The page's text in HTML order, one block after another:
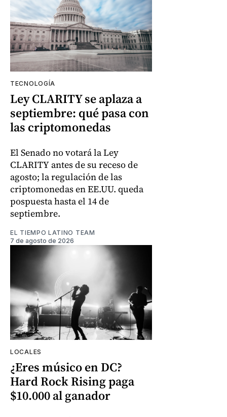
TECNOLOGÍA
Ley CLARITY se aplaza a
septiembre: qué pasa con
las criptomonedas
El Senado no votará la Ley
CLARITY antes de su receso de
agosto; la regulación de las
criptomonedas en EE.UU. queda
pospuesta hasta el 14 de
septiembre.
EL TIEMPO LATINO TEAM
7 de agosto de 2026
LOCALES
¿Eres músico en DC?
Hard Rock Rising paga
$10.000 al ganador